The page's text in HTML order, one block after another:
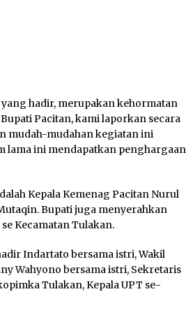
yang hadir, merupakan kehormatan
Pacitan, kami laporkan secara
mudah-mudahan kegiatan ini
lama ini mendapatkan penghargaan
Kepala Kemenag Pacitan Nurul
Bupati juga menyerahkan
Kecamatan Tulakan.
Indartato bersama istri, Wakil
Wahyono bersama istri, Sekretaris
Tulakan, Kepala UPT se-